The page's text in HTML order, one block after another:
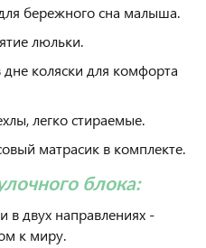
бережного сна малыша.
люльки.
дне коляски для комфорта
легко стираемые.
матрасик в комплекте.
блока:
в двух направлениях -
к миру.